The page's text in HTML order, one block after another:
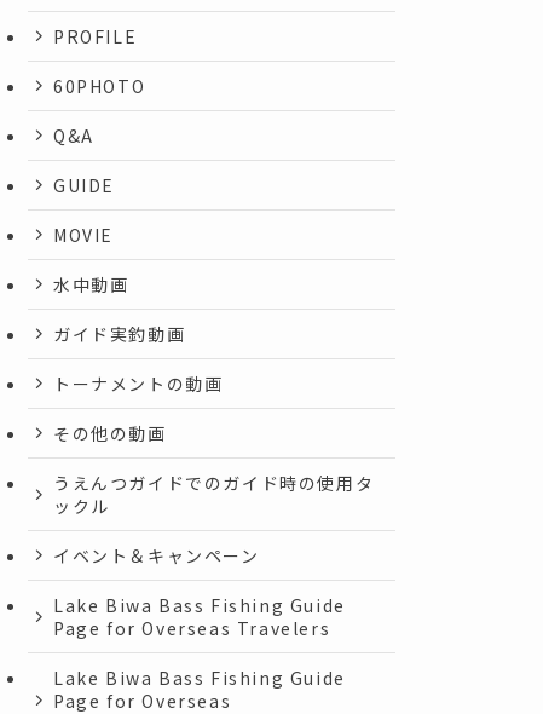
PROFILE
60PHOTO
Q&A
GUIDE
MOVIE
水中動画
ガイド実釣動画
トーナメントの動画
その他の動画
うえんつガイドでのガイド時の使用タ
ックル
イベント＆キャンペーン
Lake Biwa Bass Fishing Guide
Page for Overseas Travelers
Lake Biwa Bass Fishing Guide
Page for Overseas